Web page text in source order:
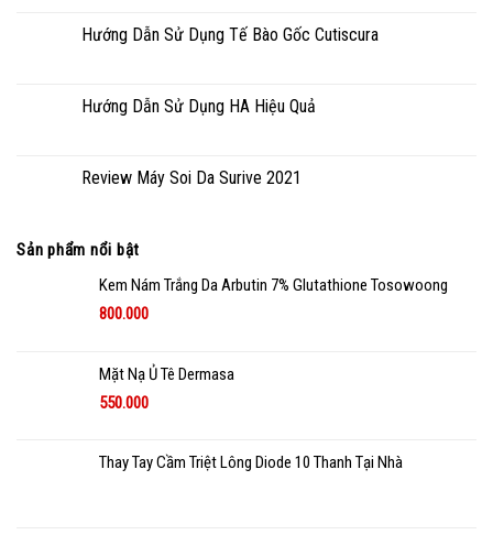
Hướng Dẫn Sử Dụng Tế Bào Gốc Cutiscura
Hướng Dẫn Sử Dụng HA Hiệu Quả
Review Máy Soi Da Surive 2021
Sản phẩm nổi bật
Kem Nám Trắng Da Arbutin 7% Glutathione Tosowoong
800.000
Mặt Nạ Ủ Tê Dermasa
550.000
Thay Tay Cầm Triệt Lông Diode 10 Thanh Tại Nhà